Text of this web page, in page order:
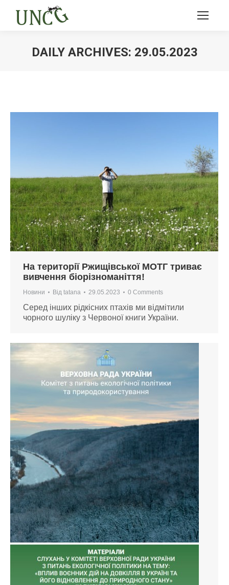
DAILY ARCHIVES: 29.05.2023
На території Ржищівської МОТГ триває
вивчення біорізноманіття!
Новини Від tatana 29.05.2023 0 Comments
Серед інших рідкісних птахів ми відмітили
чорного шуліку з Червоної книги України.